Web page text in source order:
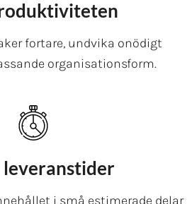
fortare, undvika onödigt
organisationsform.
leveranstider
i små estimerade delar